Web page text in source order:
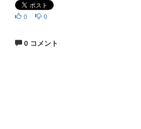
0 0
0 コメント